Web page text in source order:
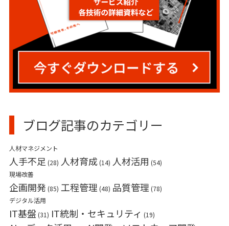
ブログ記事のカテゴリー
人材マネジメント
人手不足 (28) 人材育成 (14) 人材活用 (54)
現場改善
企画開発 (85) 工程管理 (48) 品質管理 (78)
デジタル活用
IT基盤 (31) IT統制・セキュリティ (19)